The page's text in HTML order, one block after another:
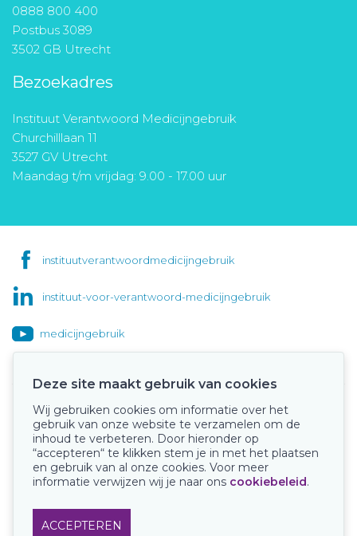
0888 800 400
Postbus 3089
3502 GB Utrecht
Bezoekadres
Instituut Verantwoord Medicijngebruik
Churchilllaan 11
3527 GV Utrecht
Maandag t/m vrijdag: 9.00 - 17.00 uur
instituutverantwoordmedicijngebruik
instituut-voor-verantwoord-medicijngebruik
medicijngebruik
Onze keurmerken
Deze site maakt gebruik van cookies
Wij gebruiken cookies om informatie over het
gebruik van onze website te verzamelen om de
inhoud te verbeteren. Door hieronder op
“accepteren“ te klikken stem je in met het plaatsen
en gebruik van al onze cookies. Voor meer
informatie verwijzen wij je naar ons cookiebeleid.
ACCEPTEREN